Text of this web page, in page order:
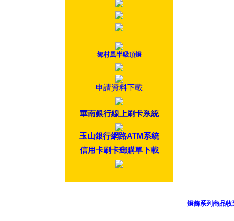
鄉村風半吸頂燈
申請資料下載
華南銀行線上刷卡系統
玉山銀行網路ATM系統
信用卡刷卡郵購單下載
燈飾系列商品